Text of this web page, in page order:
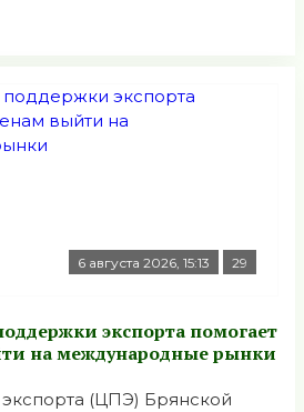
6 августа 2026, 15:13 29
экспорта помогает
на международные рынки
(ЦПЭ) Брянской